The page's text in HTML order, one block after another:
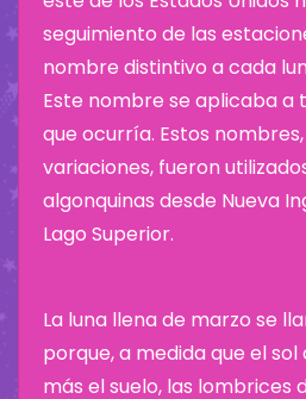
seguimiento de las
nombre distintivo a cada
Este nombre se aplicaba a
que ocurría. Estos
variaciones, fueron
algonquinas desde Nueva
Lago Superior.
La luna llena de marzo se
porque, a medida que el
más el suelo, las lombrices